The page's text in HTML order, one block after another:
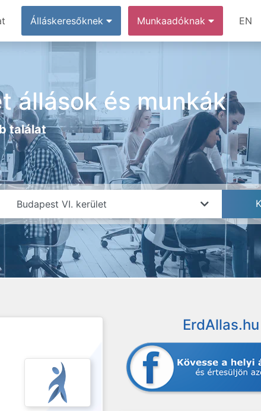
Álláskeresőknek Munkaadóknak EN
állások és munkák
találat
ErdAllas.hu